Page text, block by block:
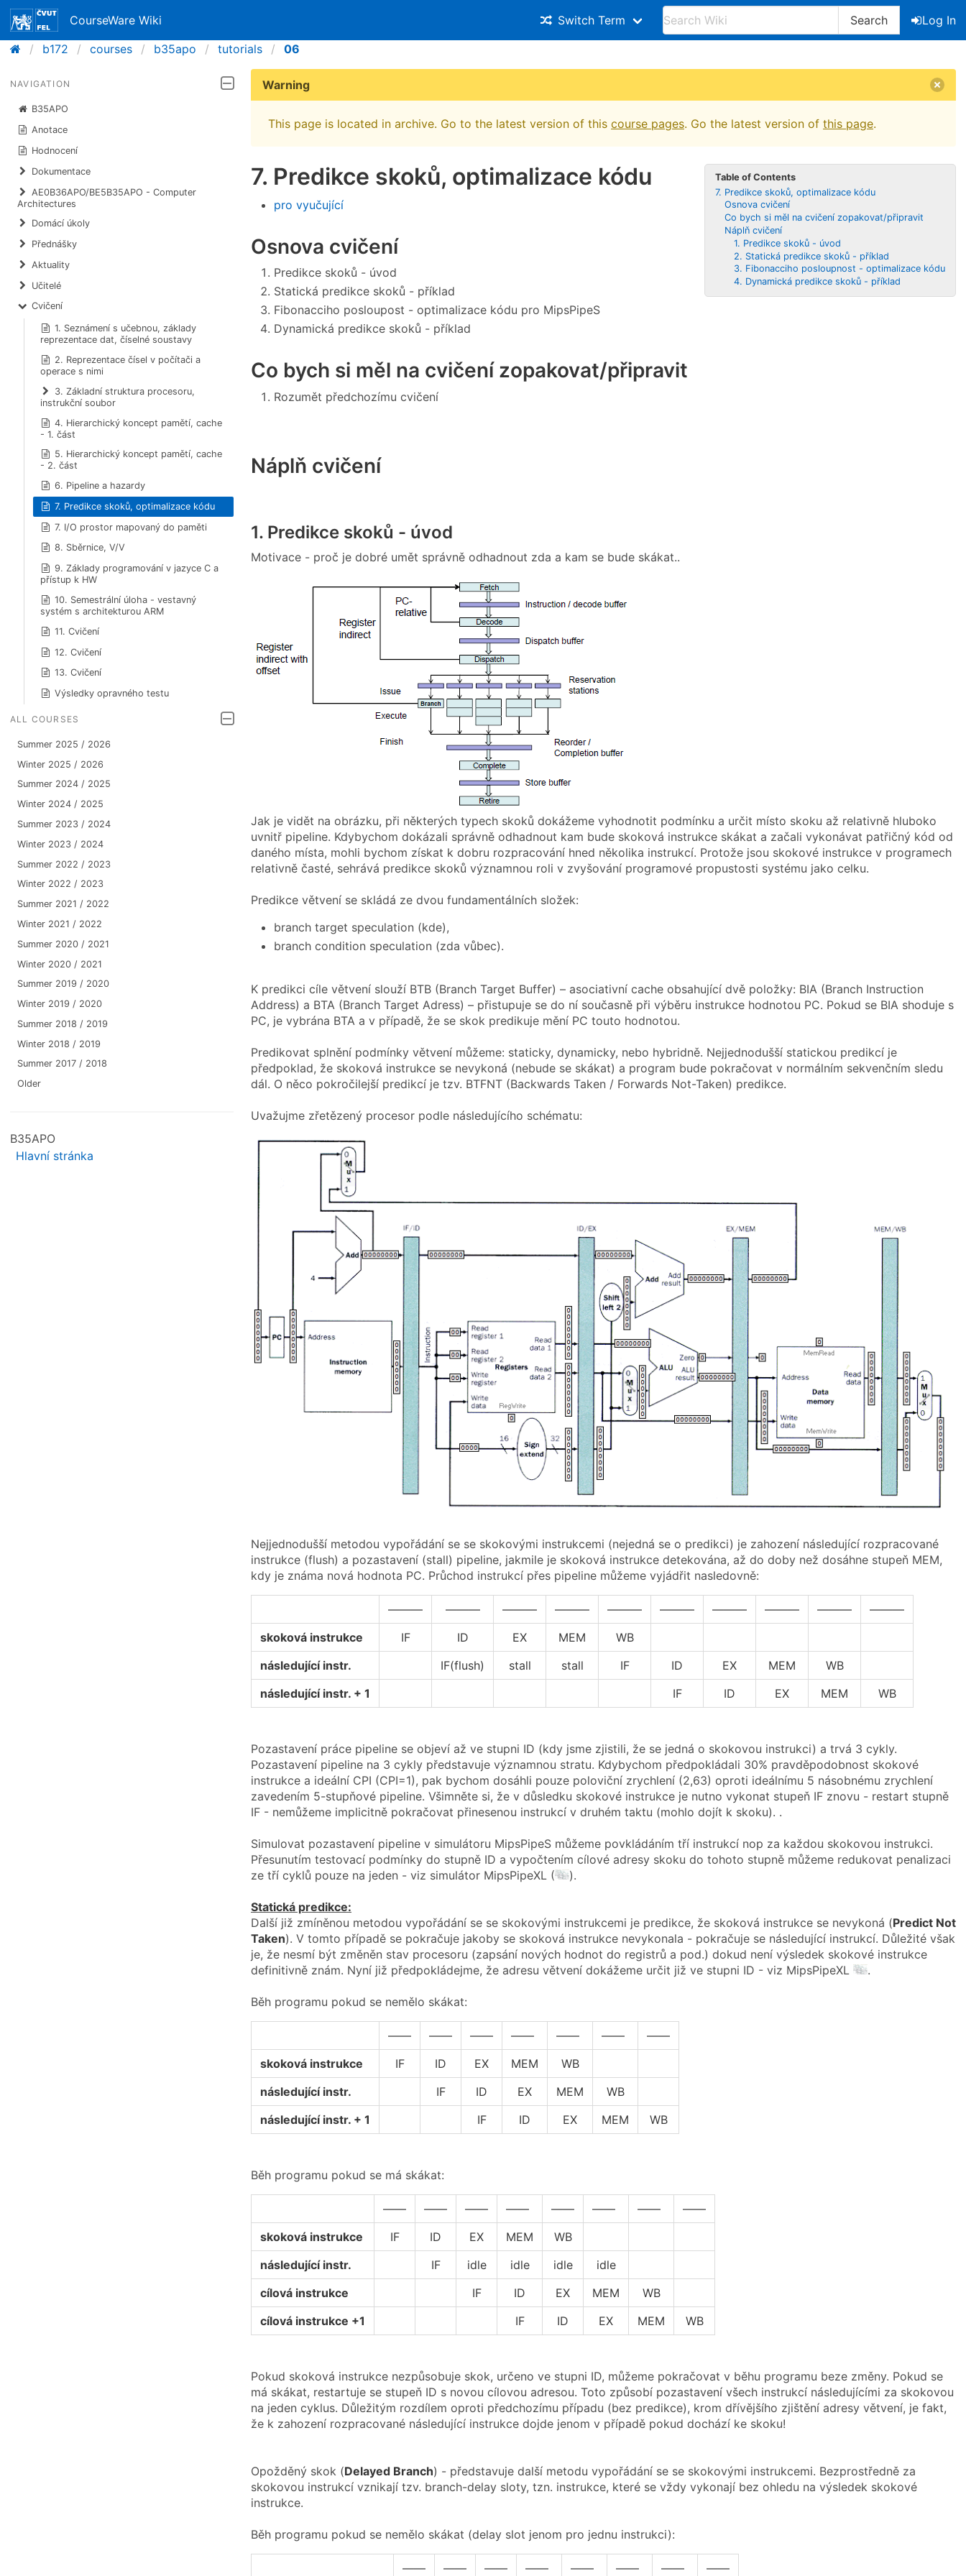
CourseWare Wiki Switch Term Search
Log In
b172
courses b35apo tutorials 06
NAVIGATION
B35APO
Anotace
Hodnocení
Dokumentace
AE0B36APO/BE5B35APO - Computer
Architectures
Domácí úkoly
Přednášky
Aktuality
Učitelé
Cvičení
1. Seznámení s učebnou, základy
reprezentace dat, číselné soustavy
2. Reprezentace čísel v počítači a
operace s nimi
3. Základní struktura procesoru,
instrukční soubor
4. Hierarchický koncept pamětí, cache
- 1. část
5. Hierarchický koncept pamětí, cache
- 2. část
6. Pipeline a hazardy
7. Predikce skoků, optimalizace kódu
7. I/O prostor mapovaný do paměti
8. Sběrnice, V/V
9. Základy programování v jazyce C a
přístup k HW
10. Semestrální úloha - vestavný
systém s architekturou ARM
11. Cvičení
12. Cvičení
13. Cvičení
Výsledky opravného testu
ALL COURSES
Summer 2025 / 2026
Winter 2025 / 2026
Summer 2024 / 2025
Winter 2024 / 2025
Summer 2023 / 2024
Winter 2023 / 2024
Summer 2022 / 2023
Winter 2022 / 2023
Summer 2021 / 2022
Winter 2021 / 2022
Summer 2020 / 2021
Winter 2020 / 2021
Summer 2019 / 2020
Winter 2019 / 2020
Summer 2018 / 2019
Winter 2018 / 2019
Summer 2017 / 2018
Older
B35APO
Hlavní stránka
Warning
This page is located in archive. Go to the latest version of this course pages. Go the latest version of this page.
Table of Contents
7. Predikce skoků, optimalizace kódu
Osnova cvičení
Co bych si měl na cvičení zopakovat/připravit
Náplň cvičení
1. Predikce skoků - úvod
2. Statická predikce skoků - příklad
3. Fibonacciho posloupnost - optimalizace kódu
4. Dynamická predikce skoků - příklad
7. Predikce skoků, optimalizace kódu
pro vyučující
Osnova cvičení
Predikce skoků - úvod
Statická predikce skoků - příklad
Fibonacciho posloupost - optimalizace kódu pro MipsPipeS
Dynamická predikce skoků - příklad
Co bych si měl na cvičení zopakovat/připravit
Rozumět předchozímu cvičení
Náplň cvičení
1. Predikce skoků - úvod
Motivace - proč je dobré umět správně odhadnout zda a kam se bude skákat..
Jak je vidět na obrázku, při některých typech skoků dokážeme vyhodnotit podmínku a určit místo skoku až relativně hluboko
uvnitř pipeline. Kdybychom dokázali správně odhadnout kam bude skoková instrukce skákat a začali vykonávat patřičný kód od
daného místa, mohli bychom získat k dobru rozpracování hned několika instrukcí. Protože jsou skokové instrukce v programech
relativně časté, sehrává predikce skoků významnou roli v zvyšování programové propustosti systému jako celku.
Predikce větvení se skládá ze dvou fundamentálních složek:
branch target speculation (kde),
branch condition speculation (zda vůbec).
K predikci cíle větvení slouží BTB (Branch Target Buffer) – asociativní cache obsahující dvě položky: BIA (Branch Instruction
Address) a BTA (Branch Target Adress) – přistupuje se do ní současně při výběru instrukce hodnotou PC. Pokud se BIA shoduje s
PC, je vybrána BTA a v případě, že se skok predikuje mění PC touto hodnotou.
Predikovat splnění podmínky větvení můžeme: staticky, dynamicky, nebo hybridně. Nejjednodušší statickou predikcí je
předpoklad, že skoková instrukce se nevykoná (nebude se skákat) a program bude pokračovat v normálním sekvenčním sledu
dál. O něco pokročilejší predikcí je tzv. BTFNT (Backwards Taken / Forwards Not-Taken) predikce.
Uvažujme zřetězený procesor podle následujícího schématu:
Nejjednodušší metodou vypořádání se se skokovými instrukcemi (nejedná se o predikci) je zahození následující rozpracované
instrukce (flush) a pozastavení (stall) pipeline, jakmile je skoková instrukce detekována, až do doby než dosáhne stupeň MEM,
kdy je známa nová hodnota PC. Průchod instrukcí přes pipeline můžeme vyjádřit nasledovně:
——— ——— ——— ——— ——— ——— ——— ——— ———
———
skoková instrukce
IF ID EX MEM
WB
následující instr.
IF(flush) stall stall IF ID EX MEM
WB
následující instr. + 1
IF ID EX MEM WB
Pozastavení práce pipeline se objeví až ve stupni ID (kdy jsme zjistili, že se jedná o skokovou instrukci) a trvá 3 cykly.
Pozastavení pipeline na 3 cykly představuje významnou stratu. Kdybychom předpokládali 30% pravděpodobnost skokové
instrukce a ideální CPI (CPI=1), pak bychom dosáhli pouze poloviční zrychlení (2,63) oproti ideálnímu 5 násobnému zrychlení
zavedením 5-stupňové pipeline. Všimněte si, že v důsledku skokové instrukce je nutno vykonat stupeň IF znovu - restart stupně
IF - nemůžeme implicitně pokračovat přinesenou instrukcí v druhém taktu (mohlo dojít k skoku). .
Simulovat pozastavení pipeline v simulátoru MipsPipeS můžeme povkládáním tří instrukcí nop za každou skokovou instrukci.
Přesunutím testovací podmínky do stupně ID a vypočtením cílové adresy skoku do tohoto stupně můžeme redukovat penalizaci
ze tří cyklů pouze na jeden - viz simulátor MipsPipeXL (
).
Statická predikce:
Další již zmíněnou metodou vypořádání se se skokovými instrukcemi je predikce, že skoková instrukce se nevykoná (Predict Not
Taken). V tomto případě se pokračuje jakoby se skoková instrukce nevykonala - pokračuje se následující instrukcí. Důležité však
je, že nesmí být změněn stav procesoru (zapsání nových hodnot do registrů a pod.) dokud není výsledek skokové instrukce
definitivně znám. Nyní již předpokládejme, že adresu větvení dokážeme určit již ve stupni ID - viz MipsPipeXL
.
Běh programu pokud se nemělo skákat:
—— —— —— —— —— ——
——
skoková instrukce
IF ID EX MEM
WB
následující instr.
IF ID EX MEM
WB
následující instr. + 1
IF ID EX MEM WB
Běh programu pokud se má skákat:
—— —— —— —— —— —— ——
——
skoková instrukce
IF ID EX MEM
WB
následující instr.
IF idle idle idle
idle
cílová instrukce
IF ID EX MEM
WB
cílová instrukce +1
IF ID EX MEM WB
Pokud skoková instrukce nezpůsobuje skok, určeno ve stupni ID, můžeme pokračovat v běhu programu beze změny. Pokud se
má skákat, restartuje se stupeň ID s novou cílovou adresou. Toto způsobí pozastavení všech instrukcí následujícími za skokovou
na jeden cyklus. Důležitým rozdílem oproti předchozímu případu (bez predikce), krom dřívějšího zjištění adresy větvení, je fakt,
že k zahození rozpracované následující instrukce dojde jenom v případě pokud dochází ke skoku!
Opožděný skok (Delayed Branch) - představuje další metodu vypořádání se se skokovými instrukcemi. Bezprostředně za
skokovou instrukcí vznikají tzv. branch-delay sloty, tzn. instrukce, které se vždy vykonají bez ohledu na výsledek skokové
instrukce.
Běh programu pokud se nemělo skákat (delay slot jenom pro jednu instrukci):
—— —— —— —— —— —— —— ——